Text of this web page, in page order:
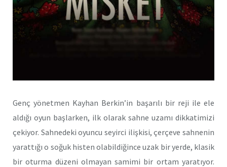
Genç yönetmen Kayhan Berkin’in başarılı bir reji ile ele
aldığı oyun başlarken, ilk olarak sahne uzamı dikkatimizi
çekiyor. Sahnedeki oyuncu seyirci ilişkisi, çerçeve sahnenin
yarattığı o soğuk histen olabildiğince uzak bir yerde, klasik
bir oturma düzeni olmayan samimi bir ortam yaratıyor.